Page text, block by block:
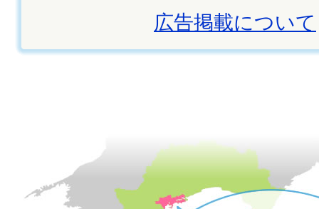
広告掲載について